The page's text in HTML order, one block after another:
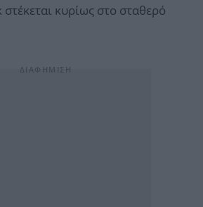
κυρίως στο σταθερό